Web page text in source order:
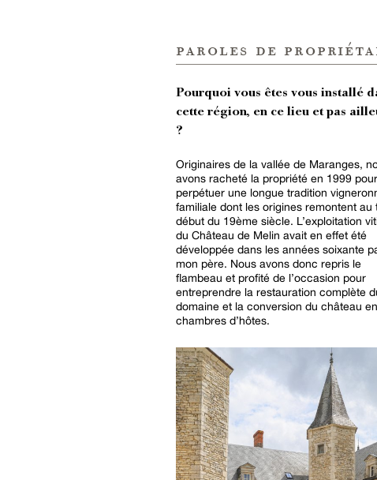
paroles de
Pourquoi vous êtes vous installé
cette région, en ce lieu et pas
?
Originaires de la vallée de Maranges,
avons racheté la propriété en 1999
perpétuer une longue tradition
familiale dont les origines remontent au
début du 19ème siècle. L’exploitation
du Château de Melin avait en effet été
développée dans les années soixante
mon père. Nous avons donc repris le
flambeau et profité de l’occasion pour
entreprendre la restauration complète
domaine et la conversion du château en
chambres d’hôtes.